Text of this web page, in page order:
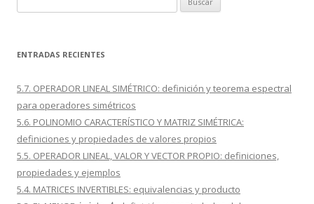
ENTRADAS RECIENTES
5.7. OPERADOR LINEAL SIMÉTRICO: definición y teorema espectral
para operadores simétricos
5.6. POLINOMIO CARACTERÍSTICO Y MATRIZ SIMÉTRICA:
definiciones y propiedades de valores propios
5.5. OPERADOR LINEAL, VALOR Y VECTOR PROPIO: definiciones,
propiedades y ejemplos
5.4. MATRICES INVERTIBLES: equivalencias y producto
i,j A